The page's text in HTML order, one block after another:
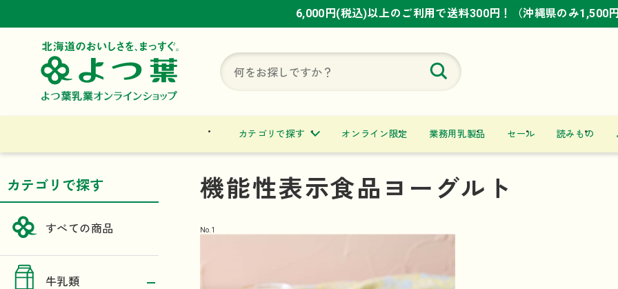
6,000円(税込)以上のご利用で送料300円！（沖縄県のみ1,500
6,000円(税込)以上のご利用で送料300円！（沖縄県のみ1,500
6,000円(税込)以上のご利用で送料300円！（沖縄県のみ1,500
カテゴリで探す オンライン限定 業務用乳製品 セール 読みもの
カテゴリで探す
すべての商品
牛乳類
機能性表示食品ヨーグルト
No. 1